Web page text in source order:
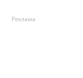
Реклама